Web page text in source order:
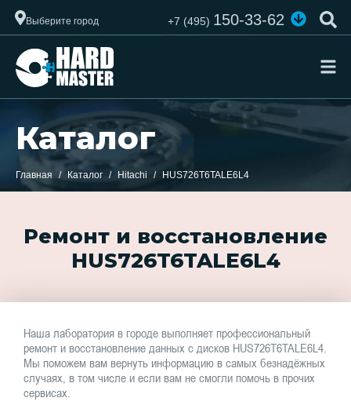
Выберите город +7 (495)150-33-62
Каталог
Главная Каталог Hitachi HUS726T6TALE6L4
Ремонт и восстановление
HUS726T6TALE6L4
Наша лаборатория в городе выполняет профессиональный
ремонт и восстановление данных с дисков HUS726T6TALE6L4.
Мы поможем вам вернуть информацию в самых безнадёжных
случаях, в том числе и если вам не смогли помочь в прочих
сервисах.